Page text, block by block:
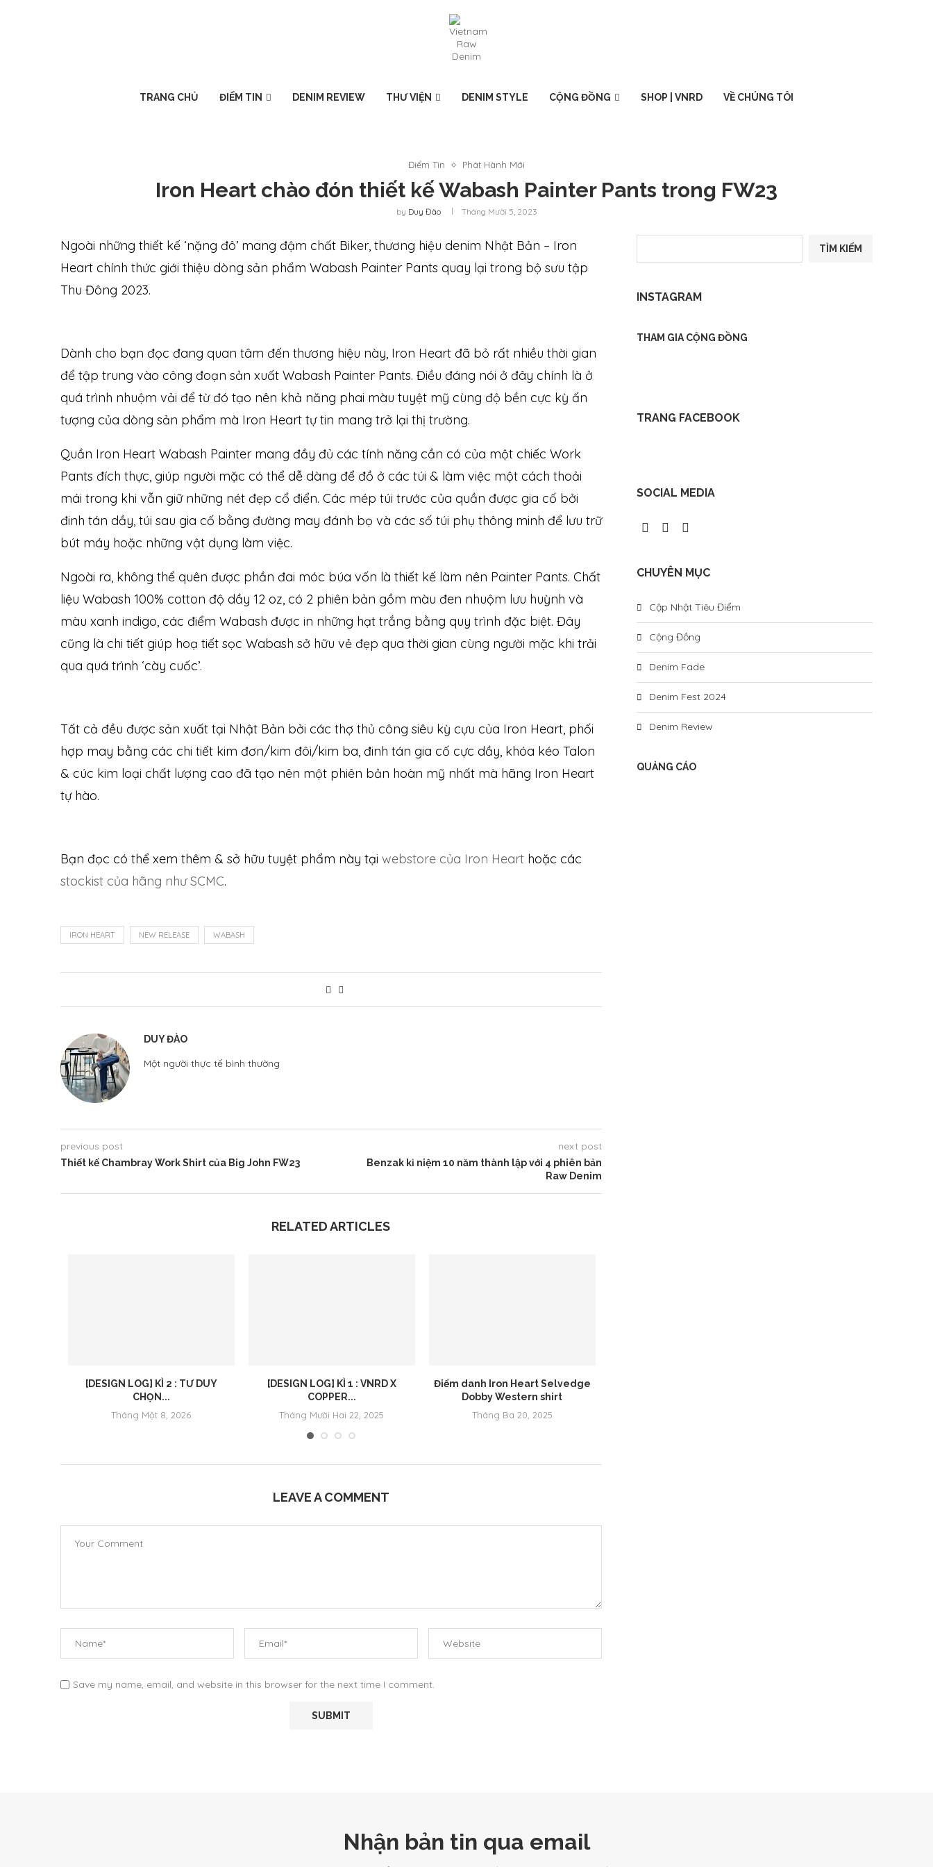
TRANG CHỦ ĐIỂM TIN DENIM REVIEW THƯ VIỆN DENIM STYLE CỘNG ĐỒNG SHOP | VNRD VỀ CHÚNG TÔI
Điểm Tin Phát Hành Mới
Iron Heart chào đón thiết kế Wabash Painter Pants trong FW23
by Duy Đào Tháng Mười 5, 2023
Ngoài những thiết kế ‘nặng đô’ mang đậm chất Biker, thương hiệu denim Nhật Bản – Iron
Heart chính thức giới thiệu dòng sản phẩm Wabash Painter Pants quay lại trong bộ sưu tập
Thu Đông 2023.
Dành cho bạn đọc đang quan tâm đến thương hiệu này, Iron Heart đã bỏ rất nhiều thời gian
để tập trung vào công đoạn sản xuất Wabash Painter Pants. Điều đáng nói ở đây chính là ở
quá trình nhuộm vải để từ đó tạo nên khả năng phai màu tuyệt mỹ cùng độ bền cực kỳ ấn
tượng của dòng sản phẩm mà Iron Heart tự tin mang trở lại thị trường.
Quần Iron Heart Wabash Painter mang đầy đủ các tính năng cần có của một chiếc Work
Pants đích thực, giúp người mặc có thể dễ dàng để đồ ở các túi & làm việc một cách thoải
mái trong khi vẫn giữ những nét đẹp cổ điển. Các mép túi trước của quần được gia cố bởi
đinh tán dầy, túi sau gia cố bằng đường may đánh bọ và các số túi phụ thông minh để lưu trữ
bút máy hoặc những vật dụng làm việc.
Ngoài ra, không thể quên được phần đai móc búa vốn là thiết kế làm nên Painter Pants. Chất
liệu Wabash 100% cotton độ dầy 12 oz, có 2 phiên bản gồm màu đen nhuộm lưu huỳnh và
màu xanh indigo, các điểm Wabash được in những hạt trắng bằng quy trình đặc biệt. Đây
cũng là chi tiết giúp hoạ tiết sọc Wabash sở hữu vẻ đẹp qua thời gian cùng người mặc khi trải
qua quá trình ‘cày cuốc’.
Tất cả đều được sản xuất tại Nhật Bản bởi các thợ thủ công siêu kỳ cựu của Iron Heart, phối
hợp may bằng các chi tiết kim đơn/kim đôi/kim ba, đinh tán gia cố cực dầy, khóa kéo Talon
& cúc kim loại chất lượng cao đã tạo nên một phiên bản hoàn mỹ nhất mà hãng Iron Heart
tự hào.
Bạn đọc có thể xem thêm & sở hữu tuyệt phẩm này tại webstore của Iron Heart hoặc các
stockist của hãng như SCMC.
IRON HEART NEW RELEASE WABASH
DUY ĐÀO
Một người thực tế bình thường
previous post
Thiết kế Chambray Work Shirt của Big John FW23
next post
Benzak kỉ niệm 10 năm thành lập với 4 phiên bản
Raw Denim
RELATED ARTICLES
[DESIGN LOG] KÌ 2 : TƯ DUY
CHỌN...
Tháng Một 8, 2026
[DESIGN LOG] KÌ 1 : VNRD X
COPPER...
Tháng Mười Hai 22, 2025
Điểm danh Iron Heart Selvedge
Dobby Western shirt
Tháng Ba 20, 2025
LEAVE A COMMENT
Save my name, email, and website in this browser for the next time I comment.
TÌM KIẾM
INSTAGRAM
THAM GIA CỘNG ĐỒNG
TRANG FACEBOOK
SOCIAL MEDIA
CHUYÊN MỤC
Cập Nhật Tiêu Điểm
Cộng Đồng
Denim Fade
Denim Fest 2024
Denim Review
QUẢNG CÁO
Nhận bản tin qua email